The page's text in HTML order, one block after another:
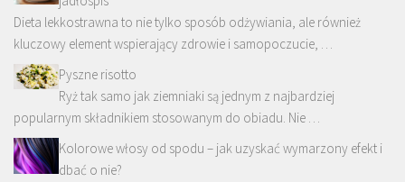
Dieta lekkostrawna to nie tylko sposób odżywiania, ale również
kluczowy element wspierający zdrowie i samopoczucie, …
Pyszne risotto
Ryż tak samo jak ziemniaki są jednym z najbardziej
popularnym składnikiem stosowanym do obiadu. Nie …
Kolorowe włosy od spodu – jak uzyskać wymarzony efekt i
dbać o nie?